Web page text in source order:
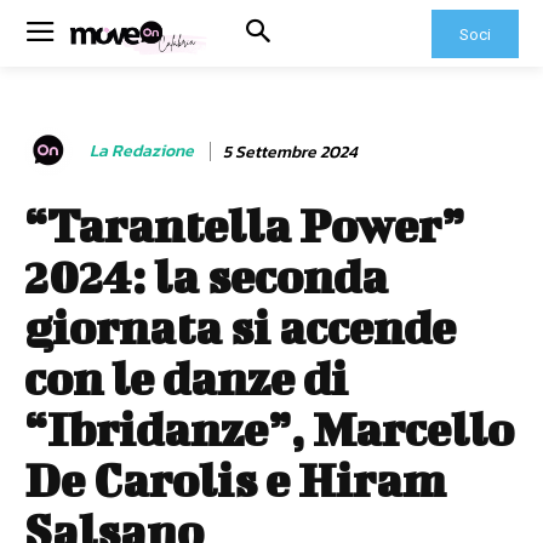
Soci
La Redazione 5 Settembre 2024
“Tarantella Power”
2024: la seconda
giornata si accende
con le danze di
“Ibridanze”, Marcello
De Carolis e Hiram
Salsano